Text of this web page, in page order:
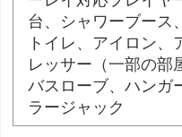
台、シャワーブース
トイレ、アイロン
レッサー（一部の部
バスローブ、ハンガ
ラージャック